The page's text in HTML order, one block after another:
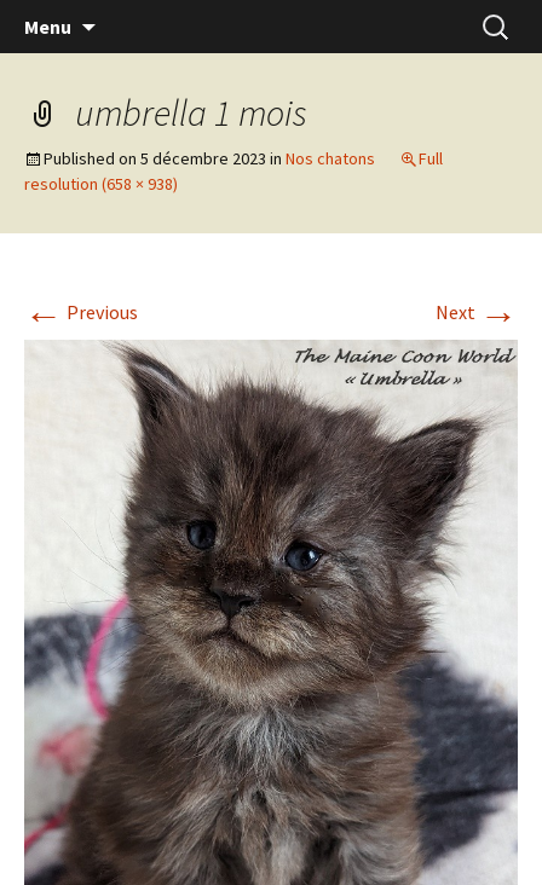
Menu
umbrella 1 mois
Published on 5 décembre 2023 in Nos chatons
Full
resolution (658 × 938)
← Previous Next →